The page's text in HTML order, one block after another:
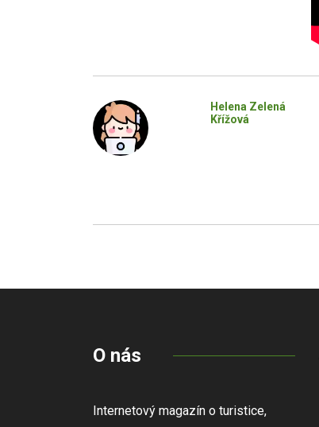
Helena Zelená
Křížová
O nás
Internetový magazín o turistice,